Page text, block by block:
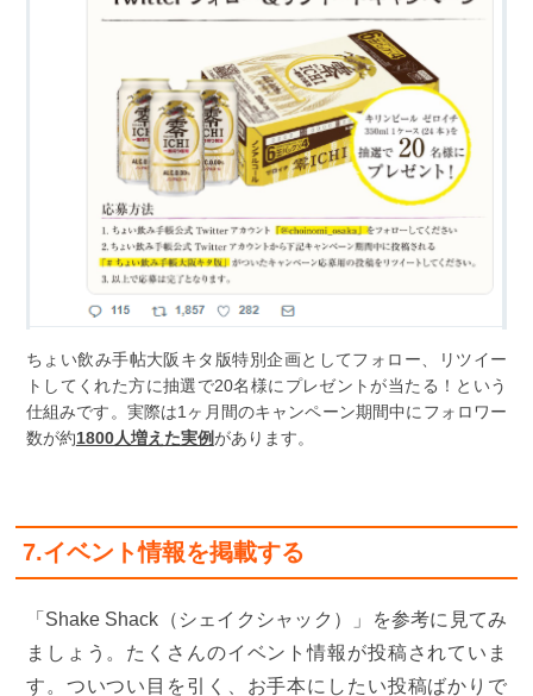
ちょい飲み手帖大阪キタ版特別企画としてフォロー、リツイー
トしてくれた方に抽選で20名様にプレゼントが当たる！という
仕組みです。実際は1ヶ月間のキャンペーン期間中にフォロワー
数が約1800人増えた実例があります。
7.イベント情報を掲載する
「Shake Shack（シェイクシャック）」を参考に見てみ
ましょう。たくさんのイベント情報が投稿されていま
す。ついつい目を引く、お手本にしたい投稿ばかりで